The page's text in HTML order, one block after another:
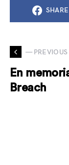
SHARE
— PREVIOUS
En
Breach